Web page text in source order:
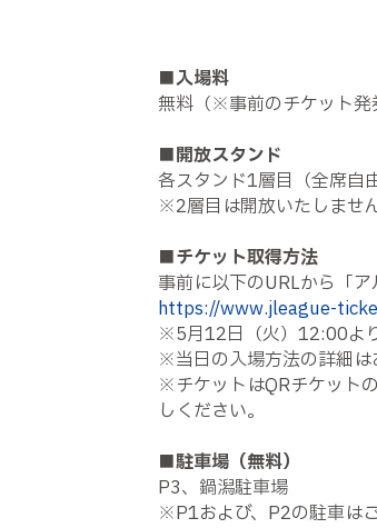
■入場料
無料（※事前のチケット発
■開放スタンド
各スタンド1層目（全席自由
※2層目は開放いたしませ
■チケット取得方法
事前に以下のURLから「
https://www.jleague-
※5月12日（火）12:00よ
※当日の入場方法の詳細は
※チケットはQRチケット
しください。
■駐車場（無料）
P3、鍋潟駐車場
※P1および、P2の駐車は